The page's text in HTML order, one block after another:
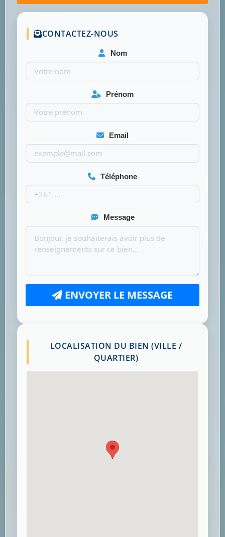
CONTACTEZ-NOUS
Nom
Prénom
Email
Téléphone
Message
ENVOYER LE MESSAGE
LOCALISATION DU BIEN (VILLE /
QUARTIER)